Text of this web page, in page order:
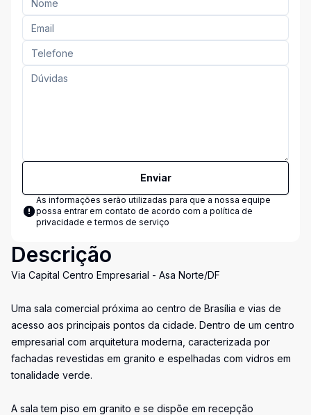
Enviar
As informações serão utilizadas para que a nossa equipe
possa entrar em contato de acordo com a política de
privacidade e termos de serviço
Descrição
Via Capital Centro Empresarial - Asa Norte/DF
Uma sala comercial próxima ao centro de Brasília e vias de
acesso aos principais pontos da cidade. Dentro de um centro
empresarial com arquitetura moderna, caracterizada por
fachadas revestidas em granito e espelhadas com vidros em
tonalidade verde.
A sala tem piso em granito e se dispõe em recepção